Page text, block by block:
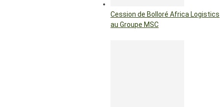
Cession de Bolloré Africa Logistics
au Groupe MSC